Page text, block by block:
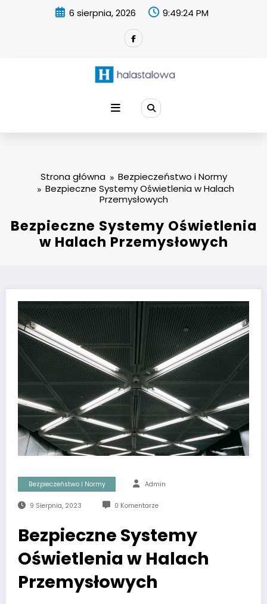
6 sierpnia, 2026 9:49:25 PM
Strona główna
Bezpieczeństwo i Normy
Bezpieczne Systemy Oświetlenia w Halach
Przemysłowych
Bezpieczne Systemy Oświetlenia
w Halach Przemysłowych
Bezpieczeństwo I Normy Admin
9 Sierpnia, 2023 0 Komentarze
Bezpieczne Systemy
Oświetlenia w Halach
Przemysłowych